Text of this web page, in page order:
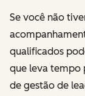
Se você não
qualificados
que leva tempo
de gestão de